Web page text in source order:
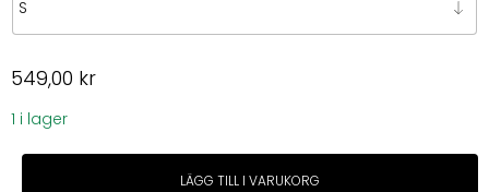
549,00 kr
1 i lager
Cloud7
LÄGG TILL I VARUKORG